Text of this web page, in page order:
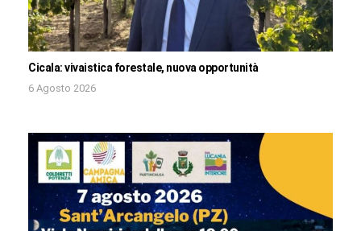
Cicala: vivaistica forestale, nuova opportunità
6 Agosto 2026